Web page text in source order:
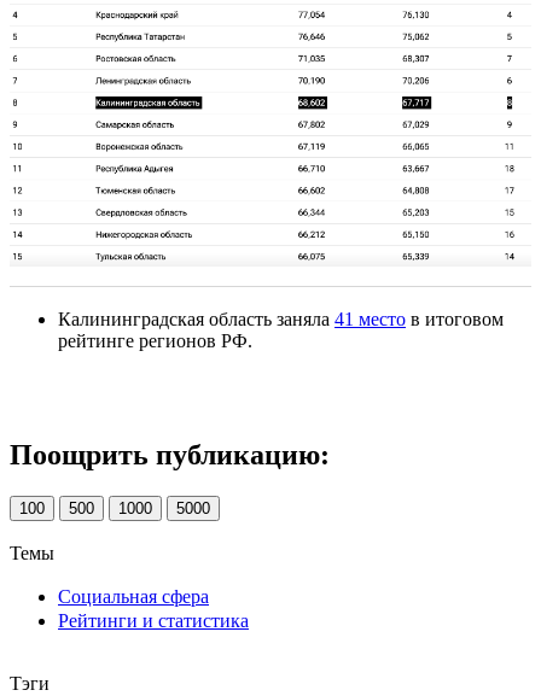
Калининградская область заняла 41 место в итоговом
рейтинге регионов РФ.
Поощрить публикацию:
100 500 1000 5000
Темы
Социальная сфера
Рейтинги и статистика
Тэги